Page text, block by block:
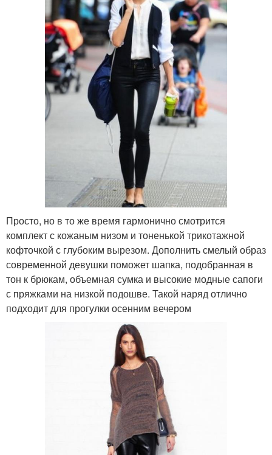
Просто, но в то же время гармонично смотрится
комплект с кожаным низом и тоненькой трикотажной
кофточкой с глубоким вырезом. Дополнить смелый образ
современной девушки поможет шапка, подобранная в
тон к брюкам, объемная сумка и высокие модные сапоги
с пряжками на низкой подошве. Такой наряд отлично
подходит для прогулки осенним вечером